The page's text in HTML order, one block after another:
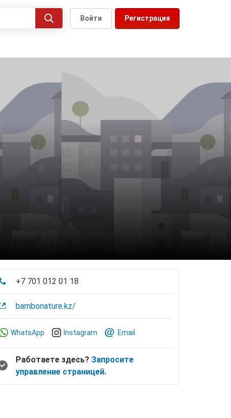
Регистрация
Войти
+7 701 012 01 18
bambonature.kz/
WhatsApp Instagram Email
Работаете здесь? Запросите
управление страницей.